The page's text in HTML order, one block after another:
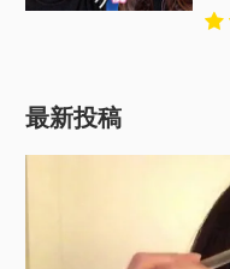
最新投稿